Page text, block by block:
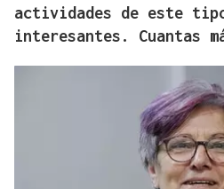
actividades de este
interesantes. Cuantas